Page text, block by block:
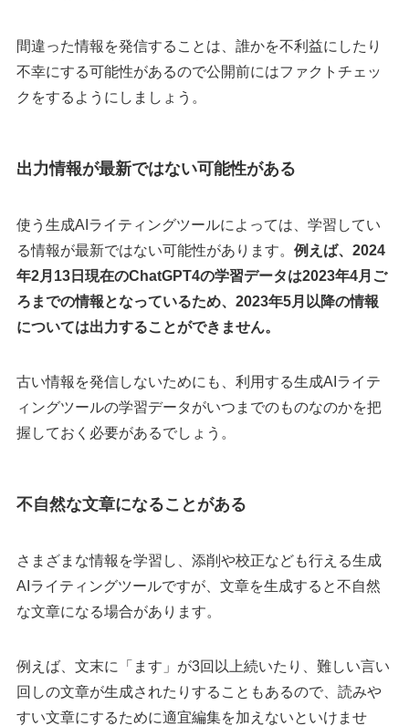
間違った情報を発信することは、誰かを不利益にしたり
不幸にする可能性があるので公開前にはファクトチェッ
クをするようにしましょう。
出力情報が最新ではない可能性がある
使う生成AIライティングツールによっては、学習してい
る情報が最新ではない可能性があります。 例えば、2024
年2月13日現在のChatGPT4の学習データは2023年4月ご
ろまでの情報となっているため、2023年5月以降の情報
については出力することができません。
古い情報を発信しないためにも、利用する生成AIライテ
ィングツールの学習データがいつまでのものなのかを把
握しておく必要があるでしょう。
不自然な文章になることがある
さまざまな情報を学習し、添削や校正なども行える生成
AIライティングツールですが、文章を生成すると不自然
な文章になる場合があります。
例えば、文末に「ます」が3回以上続いたり、難しい言い
回しの文章が生成されたりすることもあるので、読みや
すい文章にするために適宜編集を加えないといけませ